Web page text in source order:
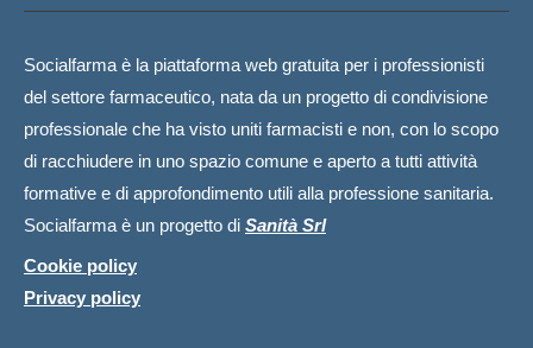
Socialfarma è la piattaforma web gratuita per i professionisti
del settore farmaceutico, nata da un progetto di condivisione
professionale che ha visto uniti farmacisti e non, con lo scopo
di racchiudere in uno spazio comune e aperto a tutti attività
formative e di approfondimento utili alla professione sanitaria.
Socialfarma è un progetto di Sanità Srl
Cookie policy
Privacy policy